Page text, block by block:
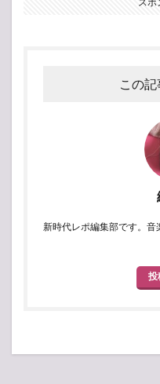
この記
新時代レポ編集部です。音
投